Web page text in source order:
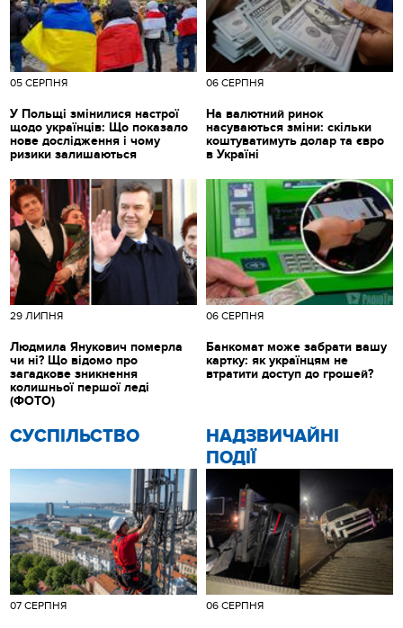
05 СЕРПНЯ
У Польщі змінилися настрої
щодо українців: Що показало
нове дослідження і чому
ризики залишаються
06 СЕРПНЯ
На валютний ринок
насуваються зміни: скільки
коштуватимуть долар та євро
в Україні
CУСПІЛЬСТВО
07 СЕРПНЯ
НАДЗВИЧАЙНІ
ПОДІЇ
06 СЕРПНЯ
29 ЛИПНЯ
Людмила Янукович померла
чи ні? Що відомо про
загадкове зникнення
колишньої першої леді
(ФОТО)
06 СЕРПНЯ
Банкомат може забрати вашу
картку: як українцям не
втратити доступ до грошей?